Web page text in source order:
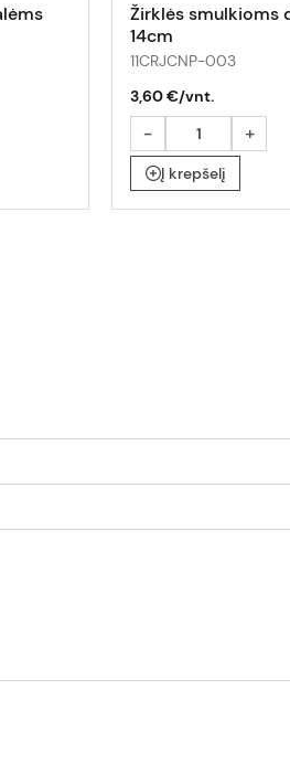
Žirklės smulkioms
14cm
11CRJCNP-003
3,60 €/vnt.
- +
Į krepšelį